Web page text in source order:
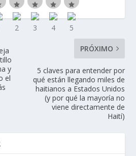
y
el
PRÓXIMO
5 claves para entender por
qué están llegando miles de
haitianos a Estados Unidos
(y por qué la mayoría no
viene directamente de
Haití)